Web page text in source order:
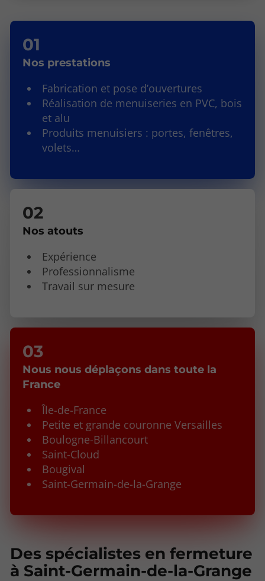
Nos prestations
Fabrication et pose d’ouvertures
Réalisation de menuiseries en PVC, bois
et alu
Produits menuisiers : portes, fenêtres,
volets…
Nos atouts
Expérience
Professionnalisme
Travail sur mesure
Nous nous déplaçons dans toute la
France
Île-de-France
Petite et grande couronne Versailles
Boulogne-Billancourt
Saint-Cloud
Bougival
Saint-Germain-de-la-Grange
Des spécialistes en fermeture
à Saint-Germain-de-la-Grange